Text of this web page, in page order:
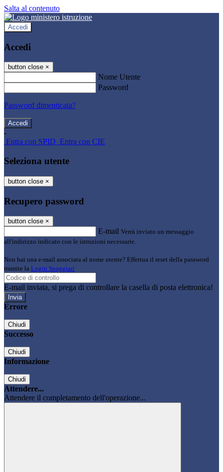
Salta al contenuto
Accedi
Accedi
button close ×
Nome Utente
Password
Password dimenticata?
-
Entra con SPID Entra con CIE
Seleziona utente
button close ×
Recupero password
button close ×
E-mail Verrà inviato un messaggio
all'indirizzo indicato con le istruzioni necessarie.
Non hai una e-mail associata al nome utente? Effettua il reset della password
tramite la Login Spaggiari
E-mail inviata, si prega di controllare la casella di posta elettronica!
Errore
Chiudi
Successo
Chiudi
Informazione
Chiudi
Attendere...
Attendere il completamento dell'operazione...